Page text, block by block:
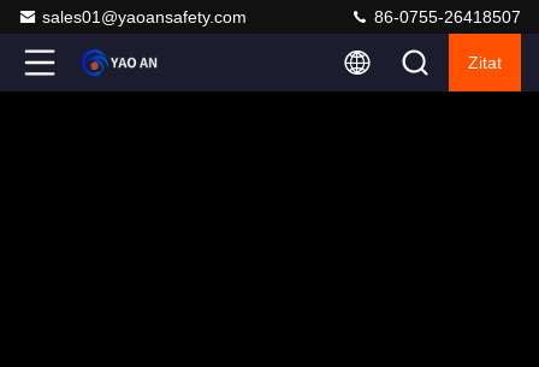
sales01@yaoansafety.com 86-0755-26418507
Zitat